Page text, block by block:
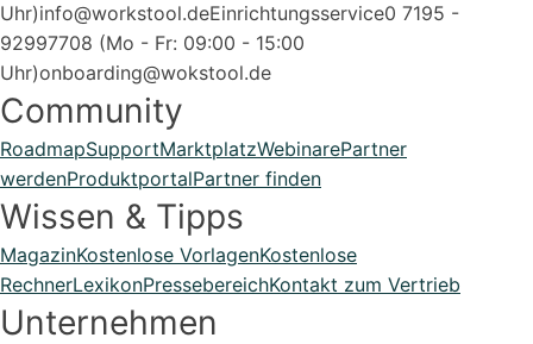
Uhr)info@workstool.deEinrichtungsservice0 7195 -
92997708 (Mo - Fr: 09:00 - 15:00
Uhr)onboarding@wokstool.de
Community
RoadmapSupportMarktplatzWebinarePartner
werdenProduktportalPartner finden
Wissen & Tipps
MagazinKostenlose VorlagenKostenlose
RechnerLexikonPressebereichKontakt zum Vertrieb
Unternehmen